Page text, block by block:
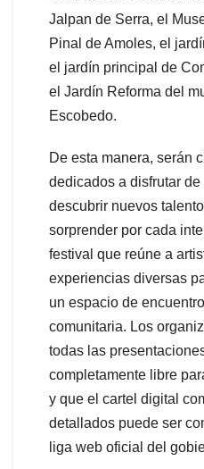
Jalpan de Serra, el
Pinal de Amoles, el
el jardín principal de
el Jardín Reforma del
Escobedo.
De esta manera, serán
dedicados a disfrutar
descubrir nuevos
sorprender por cada
festival que reúne a
experiencias diversas
un espacio de
comunitaria. Los
todas las
completamente libre
y que el cartel digital
detallados puede ser
liga web oficial del